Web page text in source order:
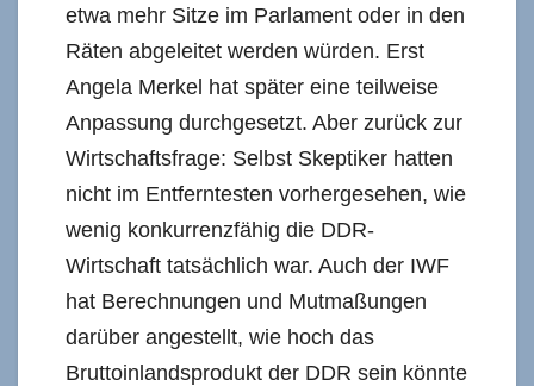
etwa mehr Sitze im Parlament oder in den
Räten abgeleitet werden würden. Erst
Angela Merkel hat später eine teilweise
Anpassung durchgesetzt. Aber zurück zur
Wirtschaftsfrage: Selbst Skeptiker hatten
nicht im Entferntesten vorhergesehen, wie
wenig konkurrenzfähig die DDR-
Wirtschaft tatsächlich war. Auch der IWF
hat Berechnungen und Mutmaßungen
darüber angestellt, wie hoch das
Bruttoinlandsprodukt der DDR sein könnte